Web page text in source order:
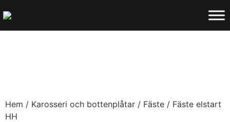
Hem / Karosseri och bottenplåtar / Fäste / Fäste elstart
HH